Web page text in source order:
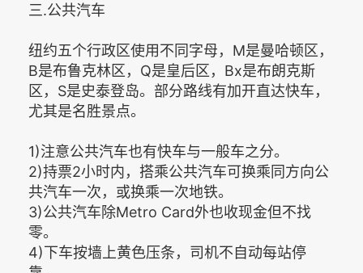
三.公共汽车
纽约五个行政区使用不同字母，M是曼哈顿区，
B是布鲁克林区，Q是皇后区，Bx是布朗克斯
区，S是史泰登岛。部分路线有加开直达快车，
尤其是名胜景点。
1)注意公共汽车也有快车与一般车之分。
2)持票2小时内，搭乘公共汽车可换乘同方向公
共汽车一次，或换乘一次地铁。
3)公共汽车除Metro Card外也收现金但不找
零。
4)下车按墙上黄色压条，司机不自动每站停